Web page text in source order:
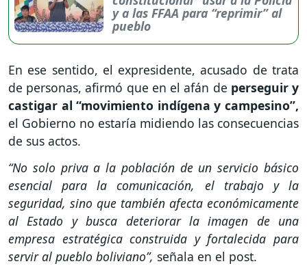
y a las FFAA para “reprimir” al
pueblo
En ese sentido, el expresidente, acusado de trata
de personas, afirmó que en el afán de perseguir y
castigar al “movimiento indígena y campesino”,
el Gobierno no estaría midiendo las consecuencias
de sus actos.
“No solo priva a la población de un servicio básico
esencial para la comunicación, el trabajo y la
seguridad, sino que también afecta económicamente
al Estado y busca deteriorar la imagen de una
empresa estratégica construida y fortalecida para
servir al pueblo boliviano”, señala en el post.